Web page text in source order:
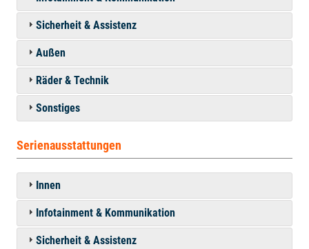
Sicherheit & Assistenz
Außen
Räder & Technik
Sonstiges
Serienausstattungen
Innen
Infotainment & Kommunikation
Sicherheit & Assistenz